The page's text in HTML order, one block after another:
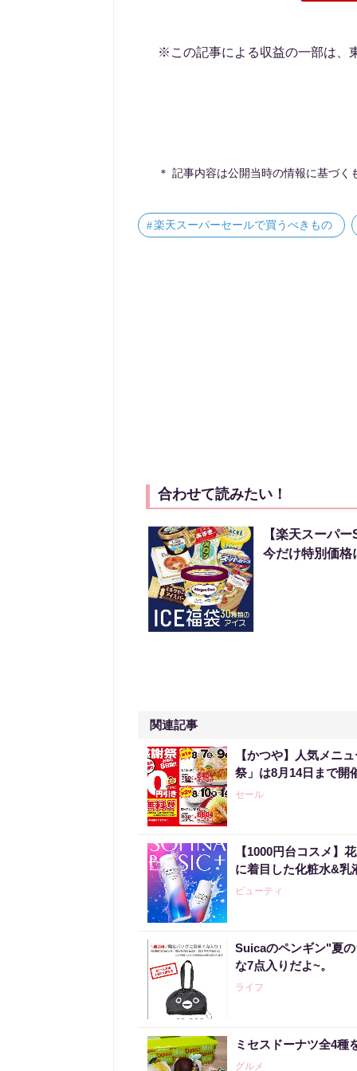
※この記事による収益の一部は、
＊ 記事内容は公開当時の情報に基づく
楽天スーパーセールで買うべきもの
合わせて読みたい！
【楽天スーパ
今だけ特別価
関連記事
【かつや】人気メニ
祭」は8月14日まで開
セール
【1000円台コスメ】
に着目した化粧水&乳
ビューティ
Suicaのペンギン"夏
な7点入りだよ~。
ライフ
ミセスドーナツ全4種
グルメ